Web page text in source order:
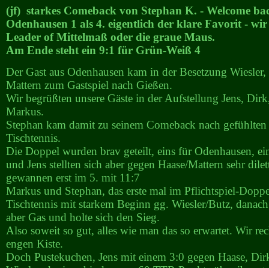
(jf) starkes Comeback von Stephan K. - Welcome
Odenhausen 1 als 4. eigentlich der klare Favorit - wir
Leader of Mittelmaß oder die graue Maus.
Am Ende steht ein 9:1 für Grün-Weiß 4
Der Gast aus Odenhausen kam in der Besetzung
Mattern zum Gastspiel nach Gießen.
Wir begrüßten unsere Gäste in der Aufstellung Jens,
Markus.
Stephan kam damit zu seinem Comeback nach
Tischtennis.
Die Doppel wurden brav geteilt, eins für Odenhausen,
und Jens stellten sich aber gegen Haase/Mattern sehr
gewannen erst im 5. mit 11:7
Markus und Stephan, das erste mal im Pflichtspiel-
Tischtennis mit starkem Beginn gg. Wiesler/Butz,
aber Gas und holte sich den Sieg.
Also soweit so gut, alles wie man das so erwartet. Wir
engen Kiste.
Doch Pustekuchen, Jens mit einem 3:0 gegen Haase,